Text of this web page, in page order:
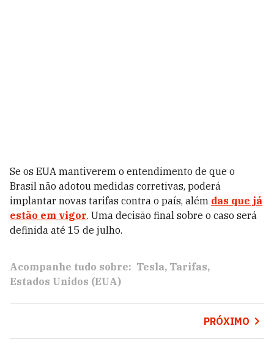
Se os EUA mantiverem o entendimento de que o
Brasil não adotou medidas corretivas, poderá
implantar novas tarifas contra o país, além das que já
estão em vigor. Uma decisão final sobre o caso será
definida até 15 de julho.
Acompanhe tudo sobre: Tesla Tarifas
Estados Unidos (EUA)
PRÓXIMO